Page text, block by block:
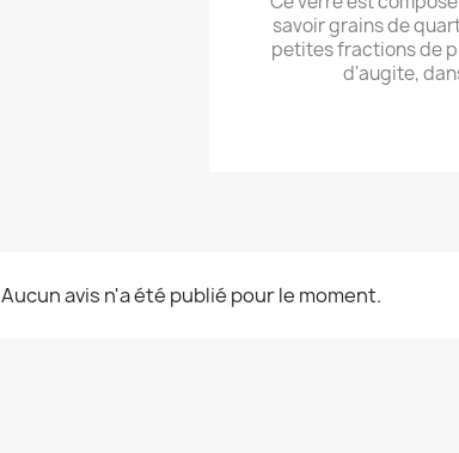
savoir grains de
petites fractions de
d'augite,
Aucun avis n'a été publié pour le moment.